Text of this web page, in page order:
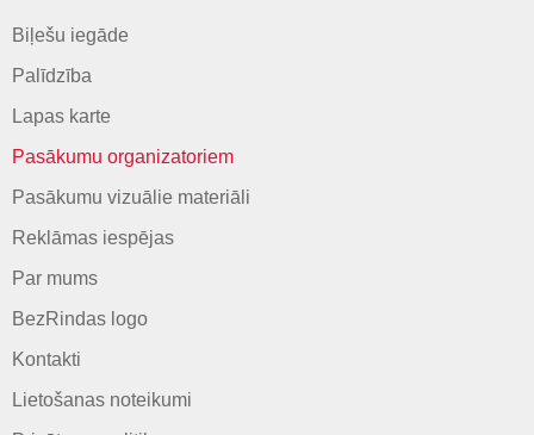
Biļešu iegāde
Palīdzība
Lapas karte
Pasākumu organizatoriem
Pasākumu vizuālie materiāli
Reklāmas iespējas
Par mums
BezRindas logo
Kontakti
Lietošanas noteikumi